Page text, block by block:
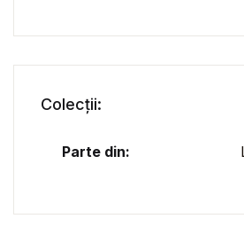
Colecții:
Parte din: